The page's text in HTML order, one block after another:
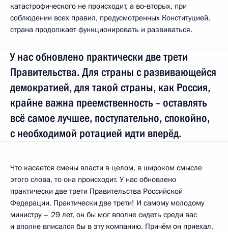
катастрофического не происходит, а во‑вторых, при
соблюдении всех правил, предусмотренных Конституцией,
страна продолжает функционировать и развиваться.
У нас обновлено практически две трети
Правительства. Для страны с развивающейся
демократией, для такой страны, как Россия,
крайне важна преемственность – оставлять
всё самое лучшее, поступательно, спокойно,
с необходимой ротацией идти вперёд.
Что касается смены власти в целом, в широком смысле
этого слова, то она происходит. У нас обновлено
практически две трети Правительства Российской
Федерации. Практически две трети! И самому молодому
министру – 29 лет, он бы мог вполне сидеть среди вас
и вполне вписался бы в эту компанию. Причём он приехал,